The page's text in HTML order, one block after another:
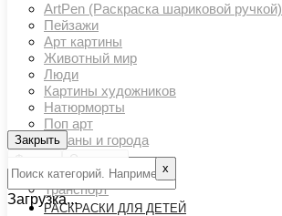
ArtPen (Раскраска шариковой ручкой)
Пейзажи
Арт картины
Животный мир
Люди
Картины художников
Натюрморты
Поп арт
Страны и города
Ню арт
Цветовой акцент
Транспорт
РАСКРАСКИ ДЛЯ ДЕТЕЙ
Закрыть
Фильтр
Очистить
Закрыть
х
Загрузка...